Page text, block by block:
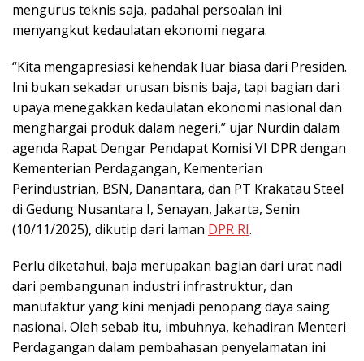
mengurus teknis saja, padahal persoalan ini
menyangkut kedaulatan ekonomi negara.
“Kita mengapresiasi kehendak luar biasa dari Presiden.
Ini bukan sekadar urusan bisnis baja, tapi bagian dari
upaya menegakkan kedaulatan ekonomi nasional dan
menghargai produk dalam negeri,” ujar Nurdin dalam
agenda Rapat Dengar Pendapat Komisi VI DPR dengan
Kementerian Perdagangan, Kementerian
Perindustrian, BSN, Danantara, dan PT Krakatau Steel
di Gedung Nusantara I, Senayan, Jakarta, Senin
(10/11/2025), dikutip dari laman DPR RI.
Perlu diketahui, baja merupakan bagian dari urat nadi
dari pembangunan industri infrastruktur, dan
manufaktur yang kini menjadi penopang daya saing
nasional. Oleh sebab itu, imbuhnya, kehadiran Menteri
Perdagangan dalam pembahasan penyelamatan ini